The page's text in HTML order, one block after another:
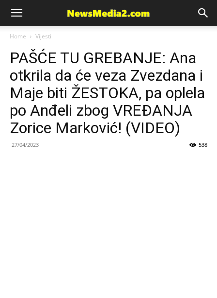
News
Media
Home Vijesti
PAŠĆE TU GREBANJE: Ana
otkrila da će veza Zvezdana i
Maje biti ŽESTOKA, pa oplela
po Anđeli zbog VREĐANJA
Zorice Marković! (VIDEO)
27/04/2023 538